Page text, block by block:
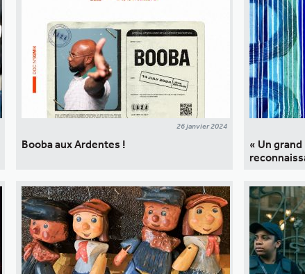
26 janvier 2024
Booba aux Ardentes !
« Un